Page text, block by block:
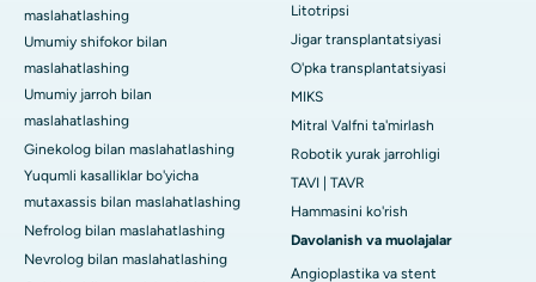
maslahatlashing
Umumiy shifokor bilan
maslahatlashing
Umumiy jarroh bilan
maslahatlashing
Ginekolog bilan maslahatlashing
Yuqumli kasalliklar bo'yicha
mutaxassis bilan maslahatlashing
Nefrolog bilan maslahatlashing
Nevrolog bilan maslahatlashing
Litotripsi
Jigar transplantatsiyasi
O'pka transplantatsiyasi
MIKS
Mitral Valfni ta'mirlash
Robotik yurak jarrohligi
TAVI | TAVR
Hammasini ko'rish
Davolanish va muolajalar
Angioplastika va stent